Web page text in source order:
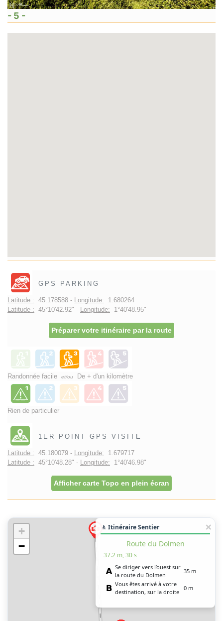
- 5 -
GPS PARKING
Latitude : 45.178588 - Longitude: 1.680264
Latitude : 45°10'42.92" - Longitude: 1°40'48.95"
Préparer votre itinéraire par la route
Randonnée facile et/ou De + d'un kilomètre
Rien de particulier
1ER POINT GPS VISITE
Latitude : 45.180079 - Longitude: 1.679717
Latitude : 45°10'48.28" - Longitude: 1°40'46.98"
Afficher carte Topo en plein écran
+
−
🚶 Itinéraire Sentier
Route du Dolmen
37.2 m, 30 s
Se diriger vers l’ouest sur
la route du Dolmen
35 m
Vous êtes arrivé à votre
destination, sur la droite
0 m